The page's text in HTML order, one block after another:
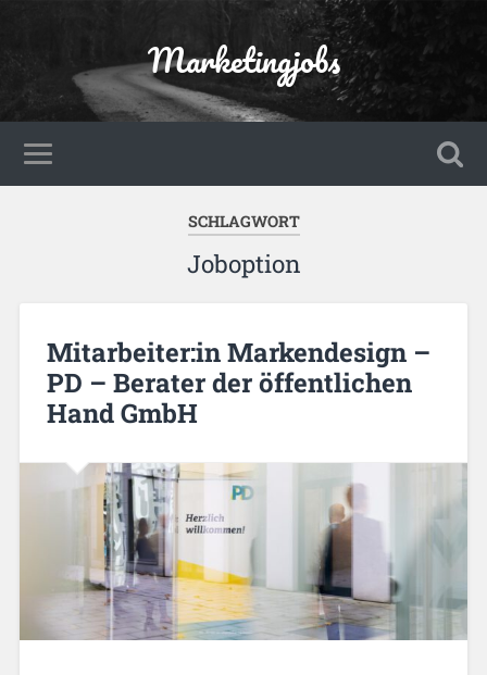
Marketingjobs
SCHLAGWORT
Joboption
Mitarbeiter:in Markendesign –
PD – Berater der öffentlichen
Hand GmbH